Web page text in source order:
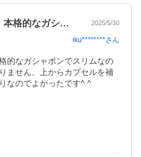
ギフトで購入しました。本格的なガシャポ… 2025/5/30
iku********さん
的なガシャポンでスリムなの
ません。上からカプセルを補
なのでよかったです^ ^